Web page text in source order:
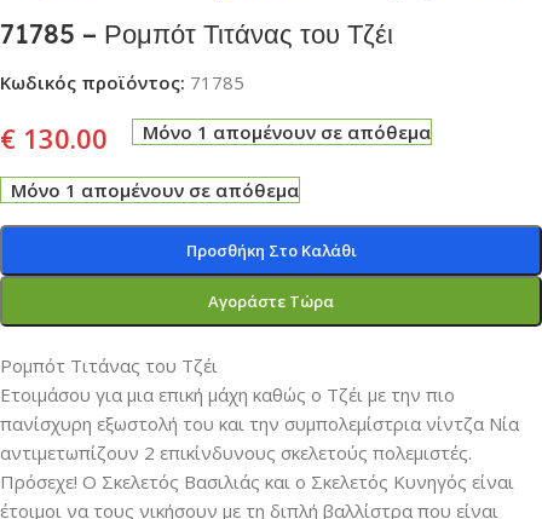
71785 – Ρομπότ Τιτάνας του Τζέι
Κωδικός προϊόντος: 71785
€ 130.00 Μόνο 1 απομένουν σε απόθεμα
Μόνο 1 απομένουν σε απόθεμα
Προσθήκη Στο Καλάθι
Αγοράστε Τώρα
Ρομπότ Τιτάνας του Τζέι
Ετοιμάσου για μια επική μάχη καθώς ο Τζέι με την πιο
πανίσχυρη εξωστολή του και την συμπολεμίστρια νίντζα Νία
αντιμετωπίζουν 2 επικίνδυνους σκελετούς πολεμιστές.
Πρόσεχε! Ο Σκελετός Βασιλιάς και ο Σκελετός Κυνηγός είναι
έτοιμοι να τους νικήσουν με τη διπλή βαλλίστρα που είναι